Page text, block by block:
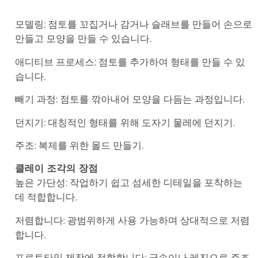
모델링: 점토를 꼬집거나 감거나 슬래브를 만들어 손으로
만들고 모양을 만들 수 있습니다.
애디티브 프로세스: 점토를 추가하여 형태를 만들 수 있
습니다.
빼기 과정: 점토를 깎아내어 모양을 다듬는 과정입니다.
던지기: 대칭적인 형태를 위해 도자기 물레에 던지기.
주조: 복제를 위한 몰드 만들기.
클레이 조각의 장점
높은 가단성: 작업하기 쉽고 섬세한 디테일을 포착하는
데 적합합니다.
저렴합니다: 광범위하게 사용 가능하며 상대적으로 저렴
합니다.